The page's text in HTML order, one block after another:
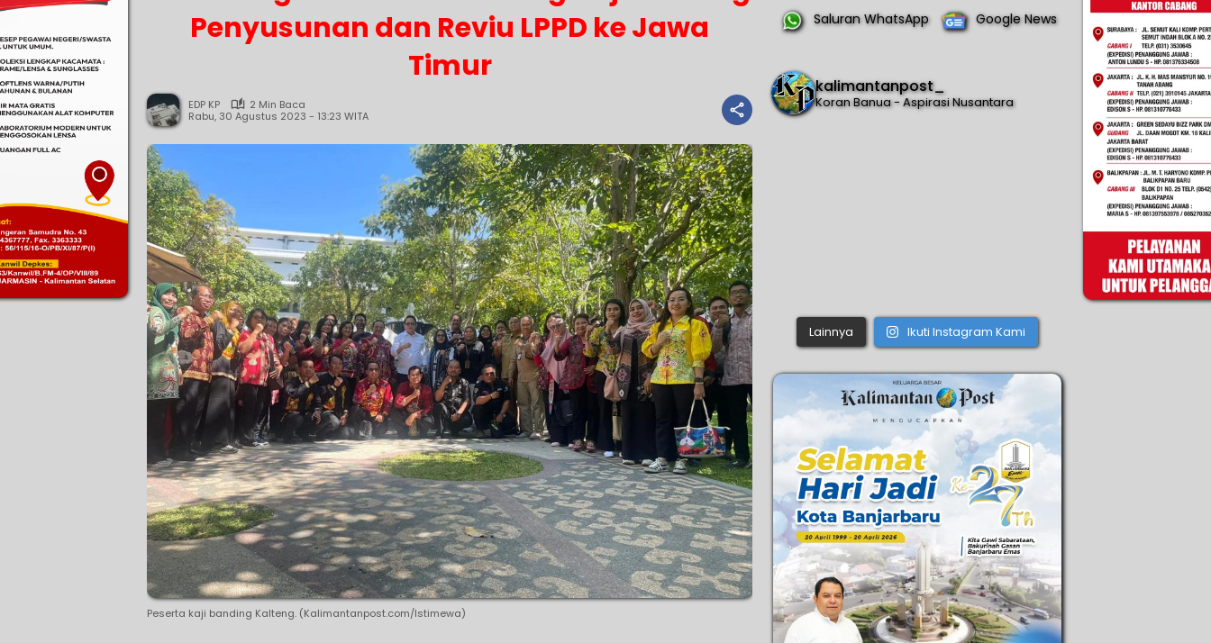
Penyusunan dan Reviu LPPD ke Jawa
Timur
EDP KP
2 Min Baca
Rabu, 30 Agustus 2023 - 13:23 WITA
Peserta kaji banding Kalteng. (Kalimantanpost.com/Istimewa)
Saluran WhatsApp Google News
kalimantanpost_
Koran Banua - Aspirasi Nusantara
Lainnya Ikuti Instagram Kami